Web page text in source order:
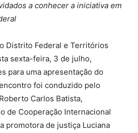
a conhecer a iniciativa em
Distrito Federal e Territórios
sexta-feira, 3 de julho,
para uma apresentação do
foi conduzido pelo
Carlos Batista,
de Cooperação Internacional
promotora de justiça Luciana